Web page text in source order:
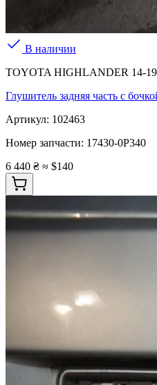
В наличии
TOYOTA HIGHLANDER 14-19
Глушитель задняя часть с
Артикул: 102463
Номер запчасти: 17430-0P340
6 440 ₴ ≈ $140